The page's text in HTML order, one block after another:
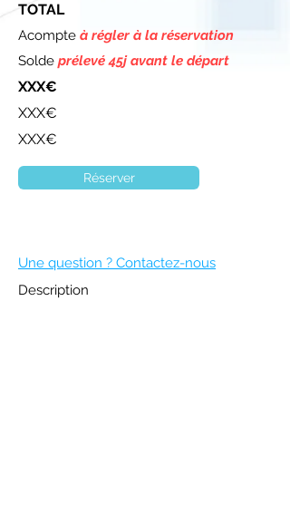
TOTAL
Acompte à régler à la réservation
Solde prélevé 45j avant le départ
XXX€
XXX€
XXX€
Réserver
Une question ? Contactez-nous
Description